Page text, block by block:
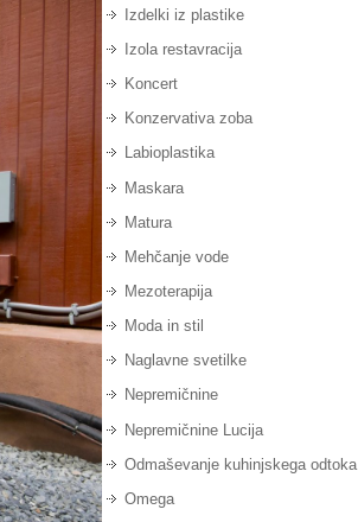
Izdelki iz plastike
Izola restavracija
Koncert
Konzervativa zoba
Labioplastika
Maskara
Matura
Mehčanje vode
Mezoterapija
Moda in stil
Naglavne svetilke
Nepremičnine
Nepremičnine Lucija
Odmaševanje kuhinjskega odtoka
Omega